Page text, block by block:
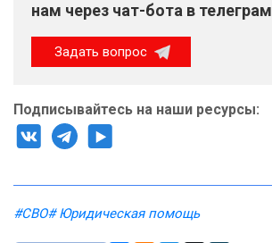
нам через чат-бота в телеграм
Задать вопрос
Подписывайтесь на наши ресурсы:
#СВО# Юридическая помощь